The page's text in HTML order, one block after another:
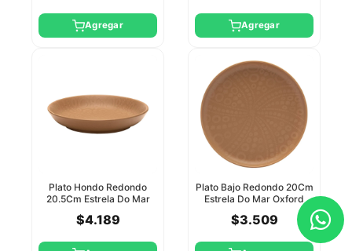
Agregar Agregar
Plato Hondo Redondo
20.5Cm Estrela Do Mar
$4.189
Plato Bajo Redondo 20Cm
Estrela Do Mar Oxford
$3.509